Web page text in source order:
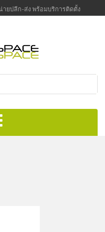
ยปลีก-ส่ง พร้อมบริการติดตั้ง